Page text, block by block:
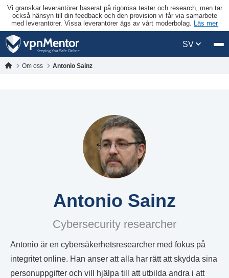
Vi granskar leverantörer baserat på rigorösa tester och research, men tar
också hänsyn till din feedback och den provision vi får via samarbete
med leverantörer. Vissa leverantörer ägs av vårt moderbolag. Läs mer
SV
Om oss Antonio Sainz
Antonio Sainz
Cybersecurity researcher
Antonio är en cybersäkerhetsresearcher med fokus på
integritet online. Han anser att alla har rätt att skydda sina
personuppgifter och vill hjälpa till att utbilda andra i att